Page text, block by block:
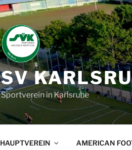
SV
Sportverein in Karlsruhe
HAUPTVEREIN AMERICAN